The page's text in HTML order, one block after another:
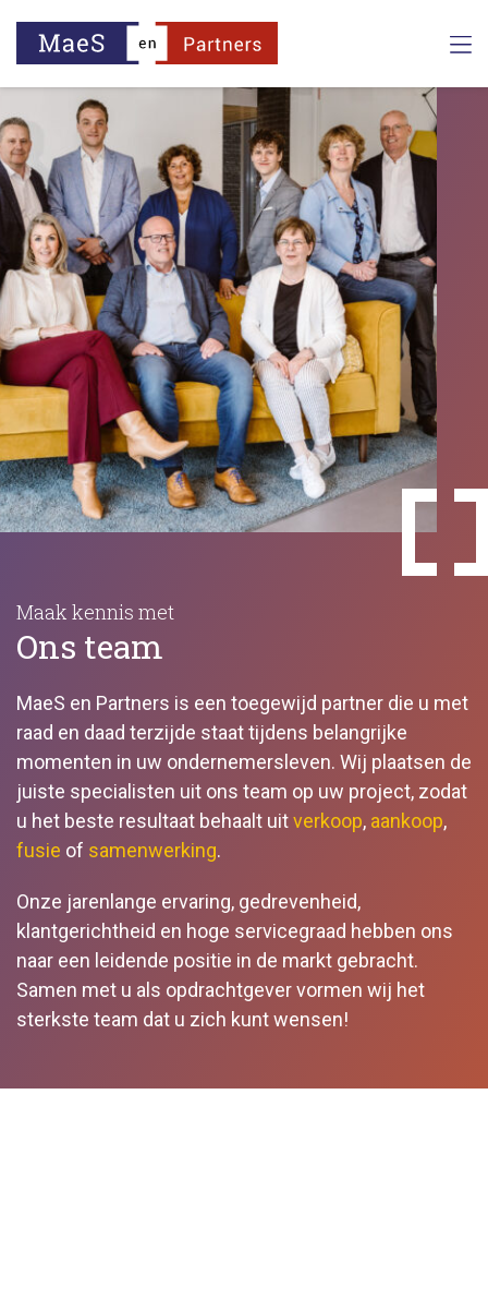
Maak kennis met
Ons team
MaeS en Partners is een toegewijd partner die u met
raad en daad terzijde staat tijdens belangrijke
momenten in uw ondernemersleven. Wij plaatsen de
juiste specialisten uit ons team op uw project, zodat
u het beste resultaat behaalt uitverkoop, aankoop,
fusie of samenwerking.
Onze jarenlange ervaring, gedrevenheid,
klantgerichtheid en hoge servicegraad hebben ons
naar een leidende positie in de markt gebracht.
Samen met u als opdrachtgever vormen wij het
sterkste team dat u zich kunt wensen!